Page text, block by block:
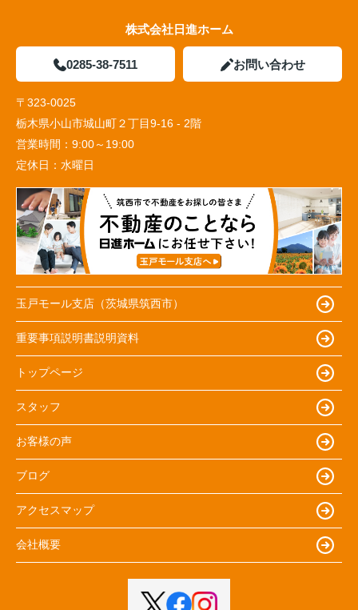
株式会社日進ホーム
0285-38-7511 お問い合わせ
〒323-0025
栃木県小山市城山町２丁目9-16 - 2階
営業時間： 9:00～19:00
定休日： 水曜日
玉戸モール支店（茨城県筑西市）
重要事項説明書説明資料
トップページ
スタッフ
お客様の声
ブログ
アクセスマップ
会社概要